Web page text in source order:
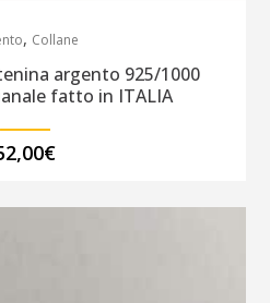
, Collane
argento 925/1000
fatto in ITALIA
€